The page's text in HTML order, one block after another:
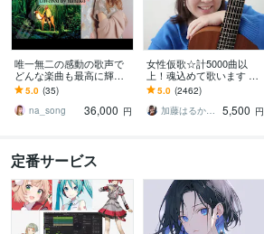
唯一無二の感動の歌声で
どんな楽曲も最高に輝か
せます 商用。本格バラー
ドから激しいロック、英
語ラップ K-Pop
5.0 (35)
na_song
36,000 円
女性仮歌☆計5000曲以
上！魂込めて歌います エ
ディットが楽♪すぐ提出可
能♪毎月採用♪テレビ出演
有♪
5.0 (2462)
加藤はるか_Sing
5,500 円
定番サービス